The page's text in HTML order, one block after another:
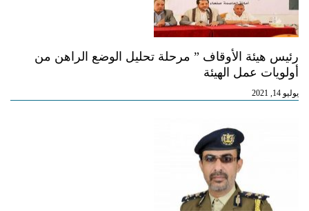
رئيس هيئة الأوقاف ” مرحلة تحليل الوضع الراهن من
أولويات عمل الهيئة
يوليو 14, 2021